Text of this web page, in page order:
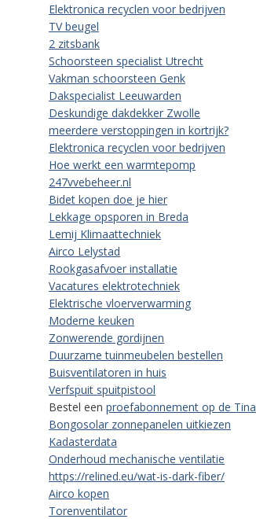
Elektronica recyclen voor bedrijven
TV beugel
2 zitsbank
Schoorsteen specialist Utrecht
Vakman schoorsteen Genk
Dakspecialist Leeuwarden
Deskundige dakdekker Zwolle
meerdere verstoppingen in kortrijk?
Elektronica recyclen voor bedrijven
Hoe werkt een warmtepomp
247vvebeheer.nl
Bidet kopen doe je hier
Lekkage opsporen in Breda
Lemij Klimaattechniek
Airco Lelystad
Rookgasafvoer installatie
Vacatures elektrotechniek
Elektrische vloerverwarming
Moderne keuken
Zonwerende gordijnen
Duurzame tuinmeubelen bestellen
Buisventilatoren in huis
Verfspuit spuitpistool
Bestel een proefabonnement op de Tina
Bongosolar zonnepanelen uitkiezen
Kadasterdata
Onderhoud mechanische ventilatie
https://relined.eu/wat-is-dark-fiber/
Airco kopen
Torenventilator